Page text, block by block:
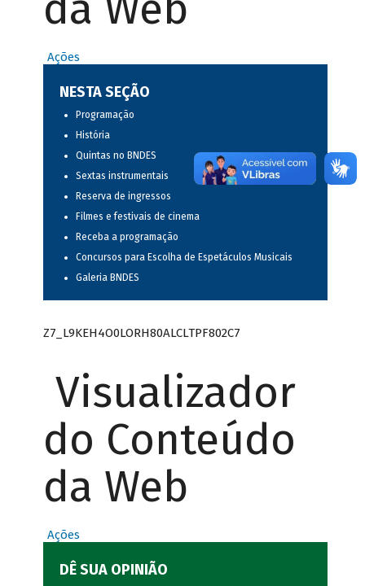
Ações
NESTA SEÇÃO
Programação
História
Quintas no BNDES
Sextas instrumentais
Reserva de ingressos
Filmes e festivais de cinema
Receba a programação
Concursos para Escolha de Espetáculos Musicais
Galeria BNDES
Z7_L9KEH4O0LORH80ALCLTPF802C7
Visualizador
do Conteúdo
da Web
Ações
DÊ SUA OPINIÃO